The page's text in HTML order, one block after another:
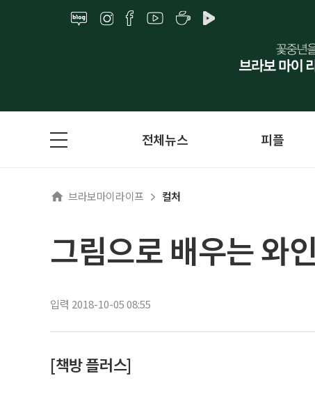
전체뉴스 피플
브라보마이라이프 컬처
그림으로 배우는 와
입력 2018-10-05 08:55
[책방 플러스]